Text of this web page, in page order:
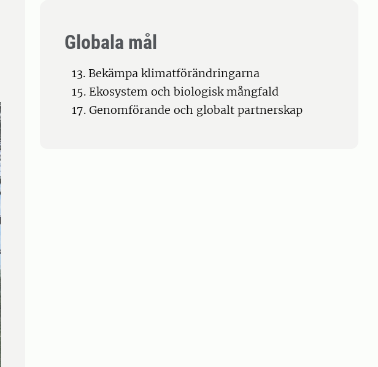
Globala mål
13. Bekämpa klimatförändringarna
15. Ekosystem och biologisk mångfald
17. Genomförande och globalt partnerskap